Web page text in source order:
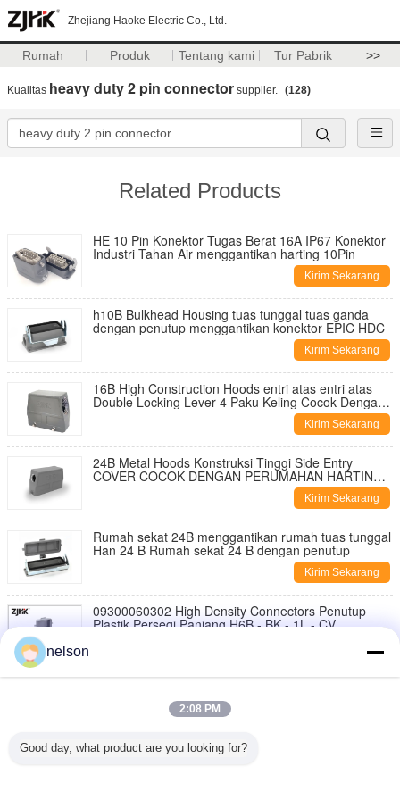
Zhejiang Haoke Electric Co., Ltd.
Rumah Produk Tentang kami Tur Pabrik >>
Kualitas heavy duty 2 pin connector supplier. (128)
Related Products
HE 10 Pin Konektor Tugas Berat 16A IP67 Konektor
Industri Tahan Air menggantikan harting 10Pin
Kirim Sekarang
h10B Bulkhead Housing tuas tunggal tuas ganda
dengan penutup menggantikan konektor EPIC HDC
Kirim Sekarang
16B High Construction Hoods entri atas entri atas
Double Locking Lever 4 Paku Keling Cocok Dengan
Kirim Sekarang
24B Metal Hoods Konstruksi Tinggi Side Entry
COVER COCOK DENGAN PERUMAHAN HARTING
Kirim Sekarang
Rumah sekat 24B menggantikan rumah tuas tunggal
Han 24 B Rumah sekat 24 B dengan penutup
Kirim Sekarang
09300060302 High Density Connectors Penutup
Plastik Persegi Panjang H6B - BK - 1L - CV
Persegi Panjang 6 Pin 09300060301
Konektor Listrik Heavy Duty Industri H6B - TE - 2B -
nelson
2:08 PM
Good day, what product are you looking for?